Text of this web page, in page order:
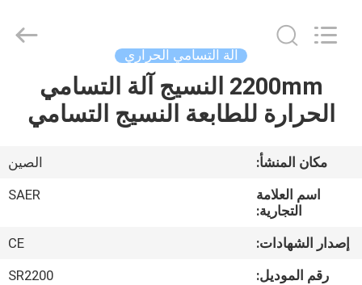
منزل
أشرطة
حول
Supplier
آلة التسامي الحراري
2200mm النسيج آلة التسامي
الحرارة للطابعة النسيج التسامي
مكان المنشأ:
الصين
اسم العلامة
التجارية:
SAER
إصدار الشهادات:
CE
رقم الموديل:
SR2200